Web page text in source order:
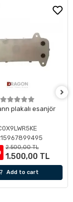
plakalı esanjör
2.500,00 TL
1.500,00 TL
Add to cart